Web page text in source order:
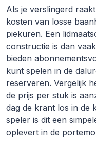
Als je verslingerd
kosten van losse
piekuren. Een
constructie is dan
bieden
kunt spelen in de
reserveren. Vergelijk
de prijs per stuk is
dag de krant los in de
speler is dit een
oplevert in de